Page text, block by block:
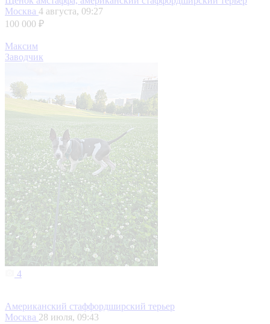
Москва 4 августа, 09:27
100 000 ₽
Максим
Заводчик
4
Американский стаффордширский терьер
Москва 28 июля, 09:43